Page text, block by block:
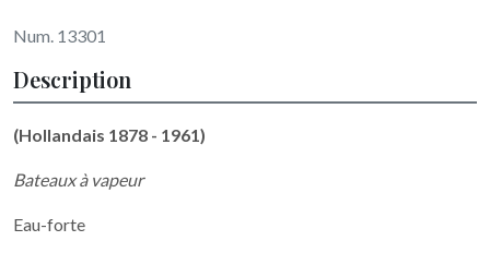
Num. 13301
Description
(Hollandais 1878 - 1961)
Bateaux à vapeur
Eau-forte